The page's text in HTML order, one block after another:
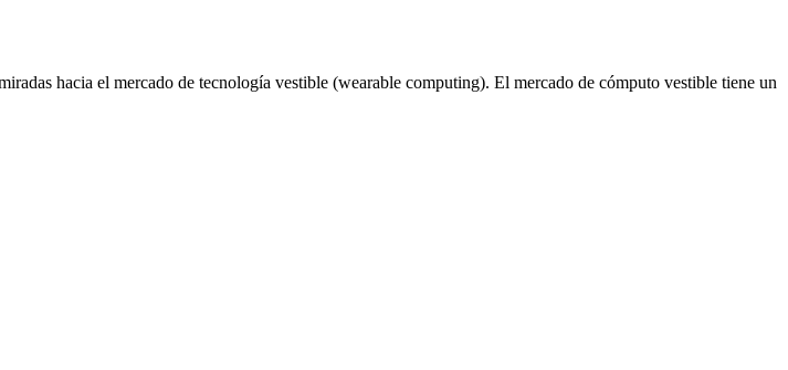
hacia el mercado de tecnología vestible (wearable computing). El mercado de cómputo vestible tiene un